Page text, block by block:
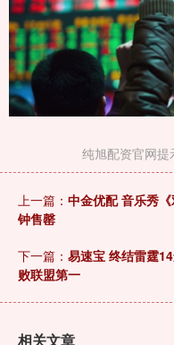
纯旭配资官网提
上一篇： 中金优配 音乐秀
钟售罄
下一篇： 易速宝 终结雷霆
败联盟第一
相关文章